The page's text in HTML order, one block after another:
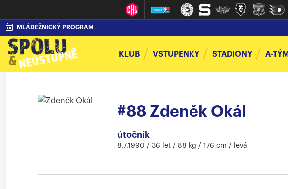
MLÁDEŽNICKÝ PROGRAM
KLUB VSTUPENKY STADIONY A-TÝM
#88 Zdeněk Okál
útočník
8.7.1990 / 36 let / 88 kg / 176 cm / levá